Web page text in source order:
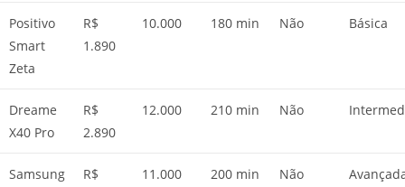
Positivo
Smart
Zeta
R$
1.890
10.000 180 min Não Básica
Dreame
X40 Pro
R$
2.890
12.000 210 min Não
Samsung
R$
11.000 200 min Não